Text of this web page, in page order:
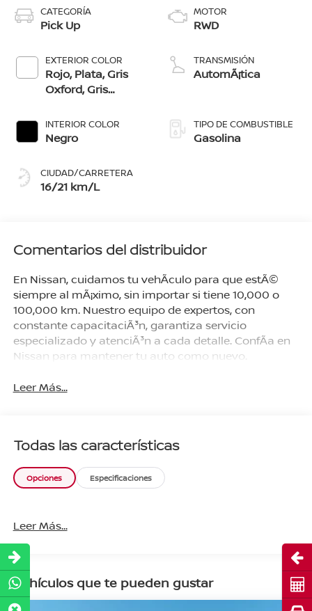
CATEGORÍA
Pick Up
EXTERIOR COLOR
Rojo, Plata, Gris
Oxford, Gris
Blanco
INTERIOR COLOR
Negro
CIUDAD/CARRETERA
16/21 km/L
MOTOR
RWD
TRANSMISIÓN
AutomÃ¡tica
TIPO DE COMBUSTIBLE
Gasolina
Comentarios del distribuidor
En Nissan, cuidamos tu vehÃ­culo para que estÃ©
siempre al mÃ¡ximo, sin importar si tiene 10,000 o
100,000 km. Nuestro equipo de expertos, con
constante capacitaciÃ³n, garantiza servicio
especializado y atenciÃ³n a cada detalle. ConfÃ­a en
Nissan para mantener tu auto como nuevo.
Leer Más...
Todas las características
Opciones Especificaciones
Leer Más...
Vehículos que te pueden gustar